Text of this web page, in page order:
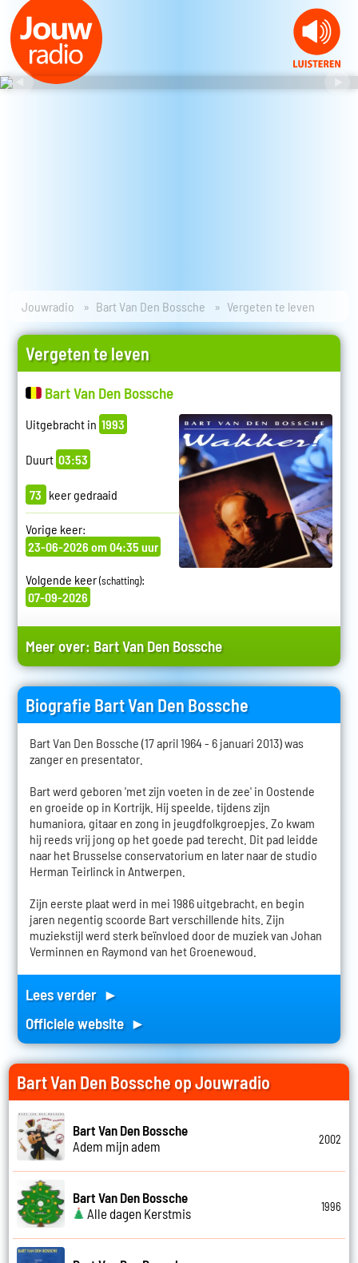
Jouwradio Bart Van Den Bossche Vergeten te leven
Vergeten te leven
Bart Van Den Bossche
Uitgebracht in 1993
Duurt 03:53
73 keer gedraaid
Vorige keer:
23-06-2026 om 04:35 uur
Volgende keer(schatting):
07-09-2026
Meer over: Bart Van Den Bossche
Biografie Bart Van Den Bossche
Bart Van Den Bossche (17 april 1964 - 6 januari 2013) was
zanger en presentator.
Bart werd geboren 'met zijn voeten in de zee' in Oostende
en groeide op in Kortrijk. Hij speelde, tijdens zijn
humaniora, gitaar en zong in jeugdfolkgroepjes. Zo kwam
hij reeds vrij jong op het goede pad terecht. Dit pad leidde
naar het Brusselse conservatorium en later naar de studio
Herman Teirlinck in Antwerpen.
Zijn eerste plaat werd in mei 1986 uitgebracht, en begin
jaren negentig scoorde Bart verschillende hits. Zijn
muziekstijl werd sterk beïnvloed door de muziek van Johan
Verminnen en Raymond van het Groenewoud.
Lees verder ►
Officiele website ►
Bart Van Den Bossche op Jouwradio
Bart Van Den Bossche
Adem mijn adem
2002
Bart Van Den Bossche
Alle dagen Kerstmis
1996